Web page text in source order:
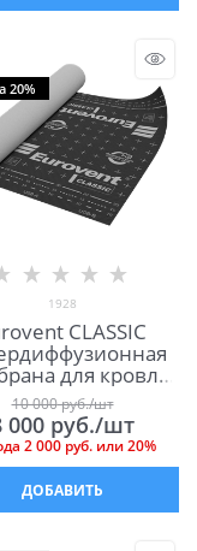
20%
1928
CLASSIC
для кровли
Евровент
Классик
10 000 руб./шт
000 руб./шт
2 000 руб. или20%
ДОБАВИТЬ